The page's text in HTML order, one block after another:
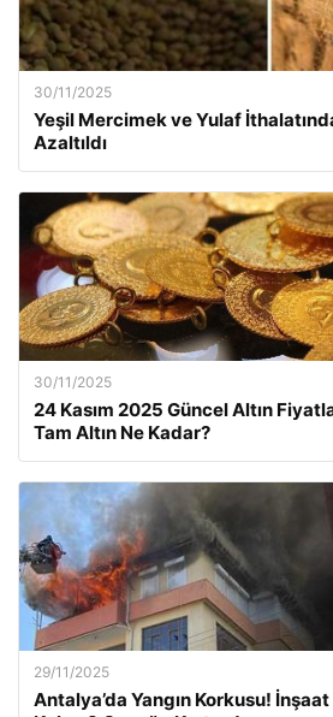
30/11/2025
Yeşil Mercimek ve Yulaf
Azaltıldı
30/11/2025
24 Kasım 2025 Güncel Altın
Tam Altın Ne Kadar?
29/11/2025
Antalya’da Yangın Korkusu!